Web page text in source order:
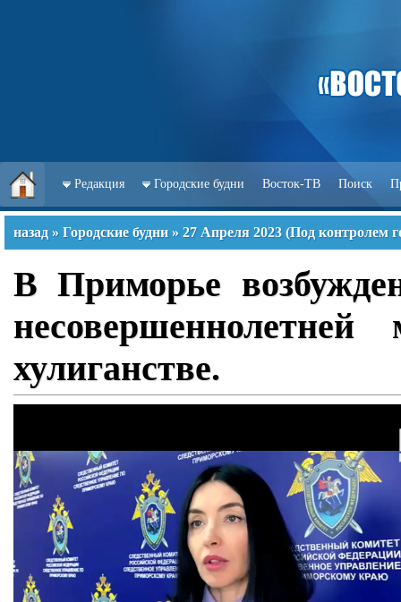
Редакция Городские будни Восток-ТВ Поиск
назад » Городские будни » 27 Апреля 2023 (Под контролем
В Приморье
хулиганстве.